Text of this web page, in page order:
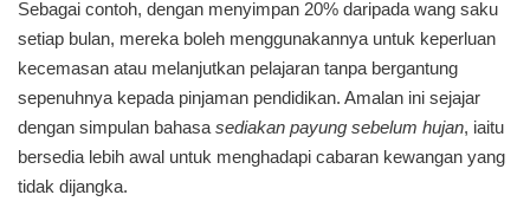
Sebagai contoh, dengan menyimpan 20% daripada wang saku
setiap bulan, mereka boleh menggunakannya untuk keperluan
kecemasan atau melanjutkan pelajaran tanpa bergantung
sepenuhnya kepada pinjaman pendidikan. Amalan ini sejajar
dengan simpulan bahasa sediakan payung sebelum hujan, iaitu
bersedia lebih awal untuk menghadapi cabaran kewangan yang
tidak dijangka.